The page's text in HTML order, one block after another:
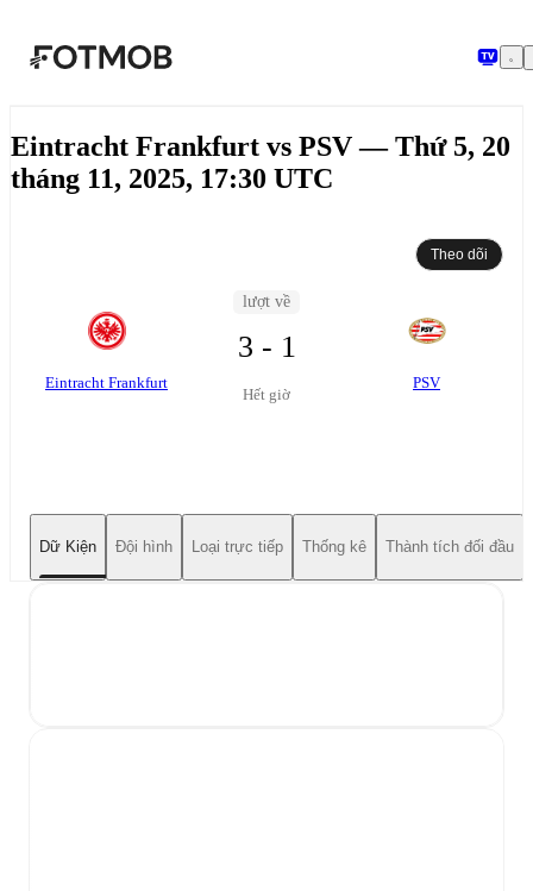
Eintracht Frankfurt vs PSV — Thứ 5, 20
tháng 11, 2025, 17:30 UTC
Theo dõi
Eintracht Frankfurt
lượt về
3 - 1
Hết giờ
PSV
Dữ Kiện Đội hình Loại trực tiếp Thống kê Thành tích đối đầu